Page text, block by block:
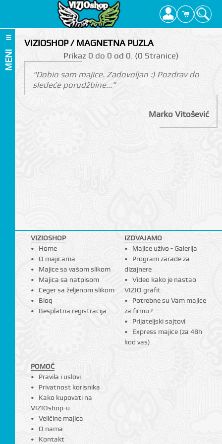
MENI
VIZIOSHOP / MAGNETNA PUZLA
Prikаz 0 do 0 оd 0. (0 Strаnicе)
"Dobio sam majice. Zadovoljan :) Pozdrav do
sledeće porudžbine..."
Marko Vitošević
VIZIOSHOP
Home
O majicama
Majice sa vašom slikom
Majica sa natpisom
Ceger sa željenom slikom
Blog
Besplatna registracija
IZDVAJAMO
Majice uživo - Galerija
Program zarade za
dizajnere
Video kako je nastao
VIZIO grafit
Potrebne su Vam majice
za firmu?
Prijateljski sajtovi
Express majice (za 48h
kod vas)
POMOĆ
Pravila i uslovi
Privatnost korisnika
Kako kupovati na
VIZIOshop-u
Veličine majica
O nama
Kontakt